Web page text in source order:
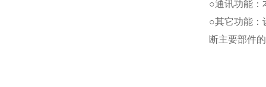
○通讯功能：
○其它功能：
断主要部件